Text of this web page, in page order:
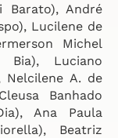
Barato), André
Lucilene de
Michel
Bia), Luciano
Nelcilene A. de
Banhado
Ana Paula
Beatriz